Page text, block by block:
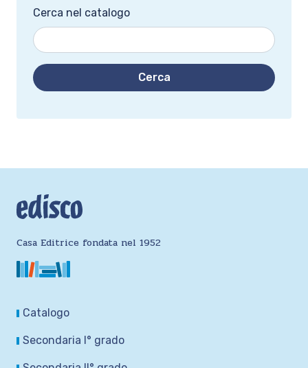
Cerca nel catalogo
Cerca
Casa Editrice fondata nel 1952
Catalogo
Secondaria I° grado